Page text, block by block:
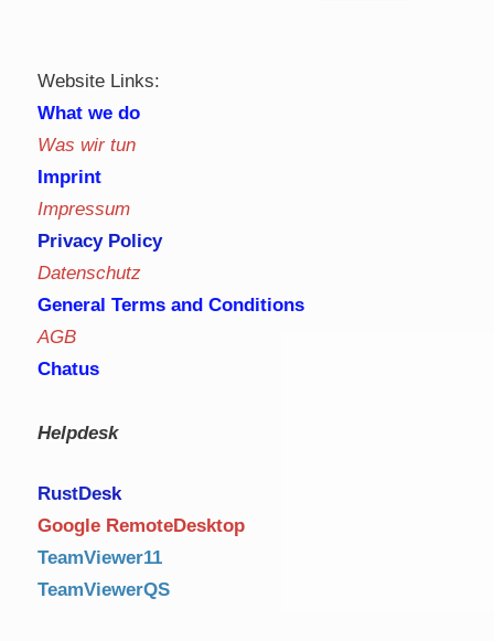
Website Links:
What we do
Was wir tun
Imprint
Impressum
Privacy Policy
Datenschutz
General Terms and Conditions
AGB
Chatus
Helpdesk
RustDesk
Google RemoteDesktop
TeamViewer11
TeamViewerQS